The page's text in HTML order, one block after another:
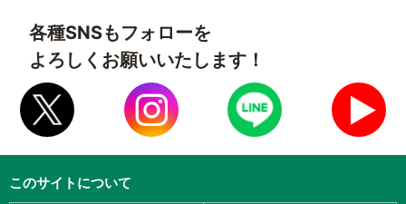
各種SNSもフォローを
よろしくお願いいたします！
このサイトについて